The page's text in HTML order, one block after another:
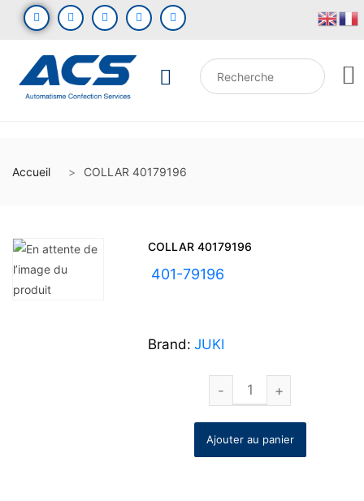
Accueil COLLAR 40179196
COLLAR 40179196
401-79196
Brand: JUKI
Ajouter au panier